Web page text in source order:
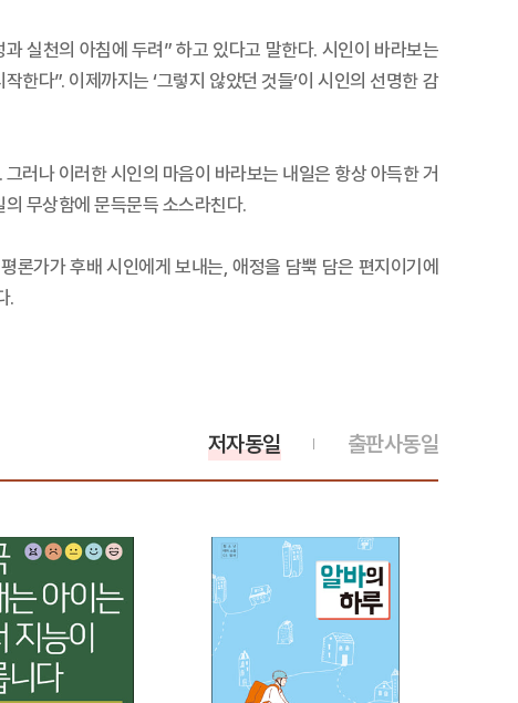
실천의 아침에 두려” 하고 있다고 말한다. 시인이 바라보는
한다”. 이제까지는 ‘그렇지 않았던 것들’이 시인의 선명한 감
러나 이러한 시인의 마음이 바라보는 내일은 항상 아득한 거
무상함에 문득문득 소스라친다.
론가가 후배 시인에게 보내는, 애정을 담뿍 담은 편지이기에
.
출판사동일
저자동일